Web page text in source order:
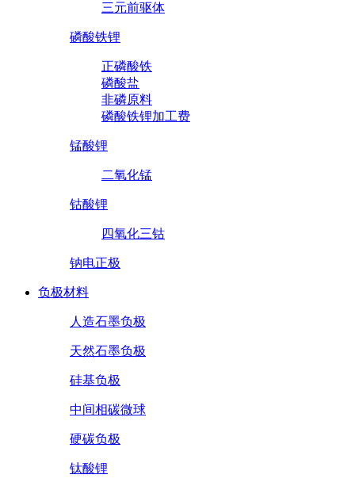
三元前驱体
磷酸铁锂
正磷酸铁
磷酸盐
非磷原料
磷酸铁锂加工费
锰酸锂
二氧化锰
钴酸锂
四氧化三钴
钠电正极
负极材料
人造石墨负极
天然石墨负极
硅基负极
中间相碳微球
硬碳负极
钛酸锂